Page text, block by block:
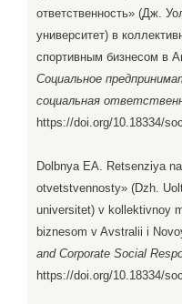
ответственность» (Дж.
университет) в
спортивным бизнесом в
Социальное
социальная
https://doi.org/10.18334/
Dolbnya EA. Retsenziya
otvetstvennosty» (Dzh.
universitet) v kollektivnoy
biznesom v Avstralii i
and Corporate Social
https://doi.org/10.18334/